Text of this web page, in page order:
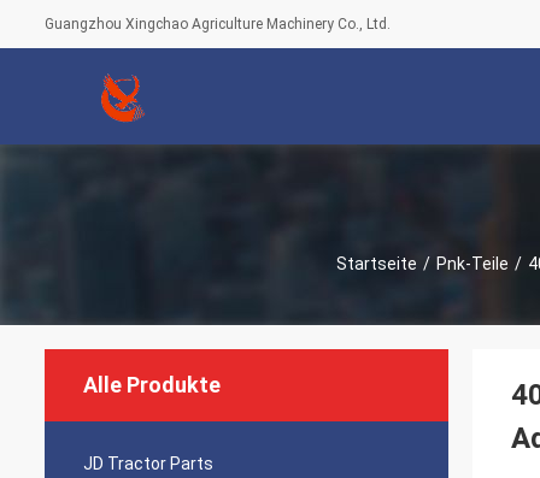
Guangzhou Xingchao Agriculture Machinery Co., Ltd.
Startseite / Pnk-Teile /
Alle Produkte
JD Tractor Parts